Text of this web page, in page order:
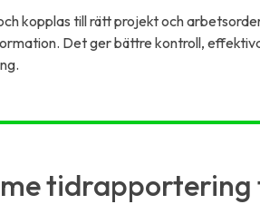
kopplas till rätt projekt och
Det ger bättre kontroll,